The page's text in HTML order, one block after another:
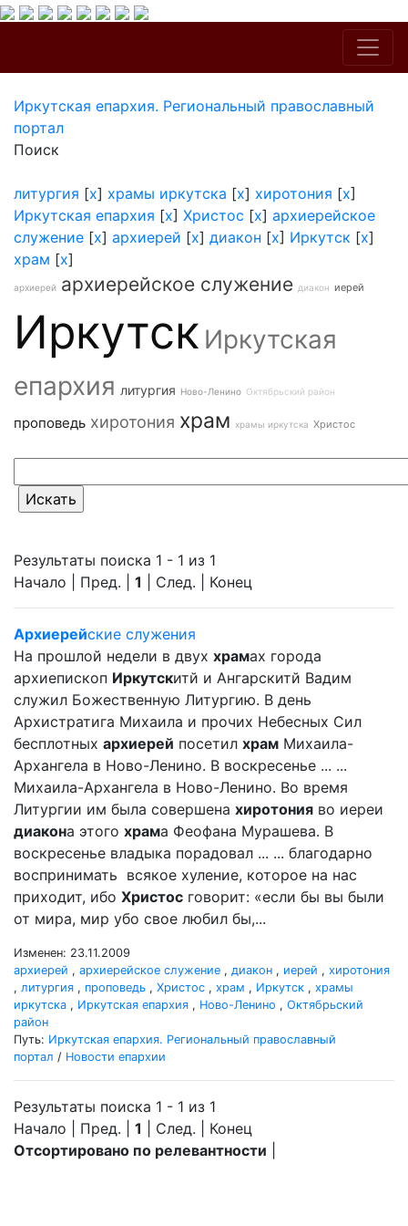
Иркутская епархия. Региональный православный
портал
Поиск
литургия [x] храмы иркутска [x] хиротония [x]
Иркутская епархия [x] Христос [x] архиерейское
служение [x] архиерей [x] диакон [x] Иркутск [x]
храм [x]
архиерей архиерейское служение диакон иерей
Иркутск Иркутская
епархия литургия Ново-Ленино Октябрьский район
проповедь хиротония храм храмы иркутска Христос
Результаты поиска 1 - 1 из 1
Начало | Пред. | 1 | След. | Конец
Архиерейские служения
На прошлой недели в двух храмах города
архиепископ Иркутскитй и Ангарскитй Вадим
служил Божественную Литургию. В день
Архистратига Михаила и прочих Небесных Сил
бесплотных архиерей посетил храм Михаила-
Архангела в Ново-Ленино. В воскресенье ... ...
Михаила-Архангела в Ново-Ленино. Во время
Литургии им была совершена хиротония во иереи
диакона этого храма Феофана Мурашева. В
воскресенье владыка порадовал ... ... благодарно
воспринимать всякое хуление, которое на нас
приходит, ибо Христос говорит: «если бы вы были
от мира, мир убо свое любил бы,...
Изменен: 23.11.2009
архиерей , архиерейское служение , диакон , иерей , хиротония
, литургия , проповедь , Христос , храм , Иркутск , храмы
иркутска , Иркутская епархия , Ново-Ленино , Октябрьский
район
Путь: Иркутская епархия. Региональный православный
портал / Новости епархии
Результаты поиска 1 - 1 из 1
Начало | Пред. | 1 | След. | Конец
Отсортировано по релевантности